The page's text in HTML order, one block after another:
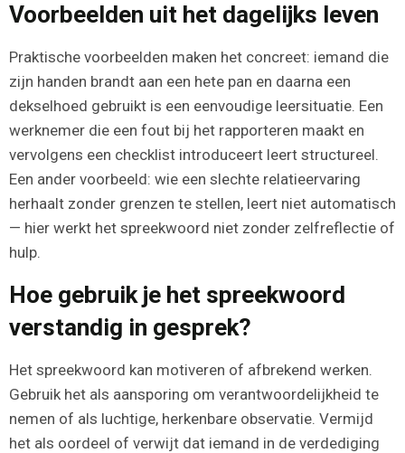
Voorbeelden uit het dagelijks leven
Praktische voorbeelden maken het concreet: iemand die
zijn handen brandt aan een hete pan en daarna een
dekselhoed gebruikt is een eenvoudige leersituatie. Een
werknemer die een fout bij het rapporteren maakt en
vervolgens een checklist introduceert leert structureel.
Een ander voorbeeld: wie een slechte relatieervaring
herhaalt zonder grenzen te stellen, leert niet automatisch
— hier werkt het spreekwoord niet zonder zelfreflectie of
hulp.
Hoe gebruik je het spreekwoord
verstandig in gesprek?
Het spreekwoord kan motiveren of afbrekend werken.
Gebruik het als aansporing om verantwoordelijkheid te
nemen of als luchtige, herkenbare observatie. Vermijd
het als oordeel of verwijt dat iemand in de verdediging